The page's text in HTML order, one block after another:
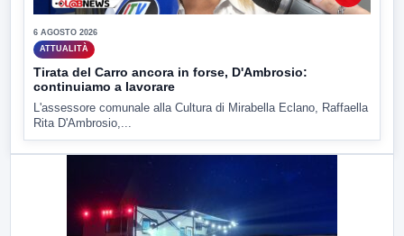
6 AGOSTO 2026
ATTUALITÀ
Tirata del Carro ancora in forse, D'Ambrosio:
continuiamo a lavorare
L'assessore comunale alla Cultura di Mirabella Eclano, Raffaella
Rita D'Ambrosio,...